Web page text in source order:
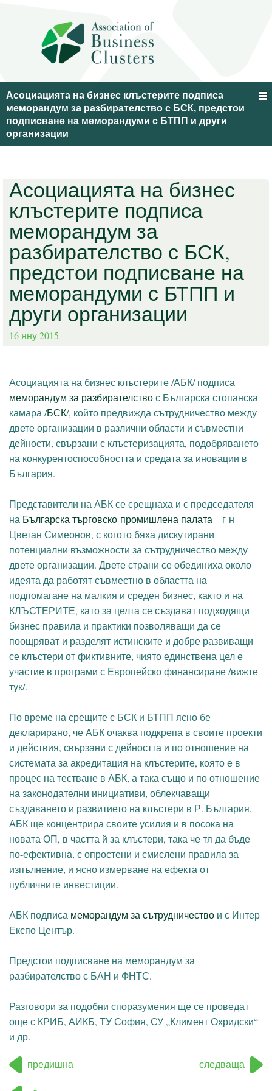
Асоциацията на бизнес клъстерите подписа
меморандум за разбирателство с БСК, предстои
подписване на меморандуми с БТПП и други
организации
Асоциацията на бизнес
клъстерите подписа
меморандум за
разбирателство с БСК,
предстои подписване на
меморандуми с БТПП и
други организации
16 яну 2015
Асоциацията на бизнес клъстерите /АБК/ подписа
меморандум за разбирателствос Българска стопанска
камара /БСК/, който предвижда сътрудничество между
двете организации в различни области и съвместни
дейности, свързани с клъстеризацията, подобряването
на конкурентоспособността и средата за иновации в
България.
Представители на АБК се срещнаха и с председателя
на Българска търговско-промишлена палата – г-н
Цветан Симеонов, с когото бяха дискутирани
потенциални възможности за сътрудничество между
двете организации. Двете страни се обединиха около
идеята да работят съвместно в областта на
подпомагане на малкия и среден бизнес, както и на
КЛЪСТЕРИТЕ, като за целта се създават подходящи
бизнес правила и практики позволяващи да се
поощряват и разделят истинските и добре развиващи
се клъстери от фиктивните, чиято единствена цел е
участие в програми с Европейско финансиране /вижте
тук/.
По време на срещите с БСК и БТПП ясно бе
декларирано, че АБК очаква подкрепа в своите проекти
и действия, свързани с дейността и по отношение на
системата за акредитация на клъстерите, която е в
процес на тестване в АБК, а така също и по отношение
на законодателни инициативи, облекчаващи
създаването и развитието на клъстери в Р. България.
АБК ще концентрира своите усилия и в посока на
новата ОП, в частта й за клъстери, така че тя да бъде
по-ефективна, с опростени и смислени правила за
изпълнение, и ясно измерване на ефекта от
публичните инвестиции.
АБК подписа меморандум за сътрудничество и с Интер
Експо Център.
Предстои подписване на меморандум за
разбирателство с БАН и ФНТС.
Разговори за подобни споразумения ще се проведат
още с КРИБ, АИКБ, ТУ София, СУ „Климент Охридски“
и др.
предишна следваща